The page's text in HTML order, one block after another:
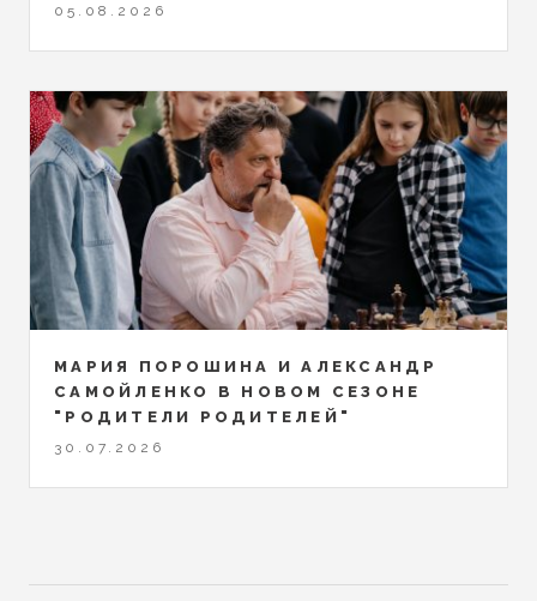
05.08.2026
МАРИЯ ПОРОШИНА И АЛЕКСАНДР
САМОЙЛЕНКО В НОВОМ СЕЗОНЕ
"РОДИТЕЛИ РОДИТЕЛЕЙ"
30.07.2026